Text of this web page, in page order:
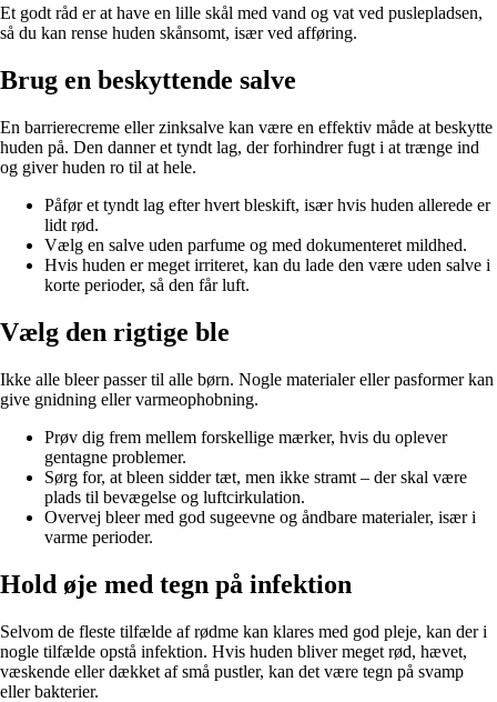
Et godt råd er at have en lille skål med vand og vat ved puslepladsen,
så du kan rense huden skånsomt, især ved afføring.
Brug en beskyttende salve
En barrierecreme eller zinksalve kan være en effektiv måde at beskytte
huden på. Den danner et tyndt lag, der forhindrer fugt i at trænge ind
og giver huden ro til at hele.
Påfør et tyndt lag efter hvert bleskift, især hvis huden allerede er
lidt rød.
Vælg en salve uden parfume og med dokumenteret mildhed.
Hvis huden er meget irriteret, kan du lade den være uden salve i
korte perioder, så den får luft.
Vælg den rigtige ble
Ikke alle bleer passer til alle børn. Nogle materialer eller pasformer kan
give gnidning eller varmeophobning.
Prøv dig frem mellem forskellige mærker, hvis du oplever
gentagne problemer.
Sørg for, at bleen sidder tæt, men ikke stramt – der skal være
plads til bevægelse og luftcirkulation.
Overvej bleer med god sugeevne og åndbare materialer, især i
varme perioder.
Hold øje med tegn på infektion
Selvom de fleste tilfælde af rødme kan klares med god pleje, kan der i
nogle tilfælde opstå infektion. Hvis huden bliver meget rød, hævet,
væskende eller dækket af små pustler, kan det være tegn på svamp
eller bakterier.